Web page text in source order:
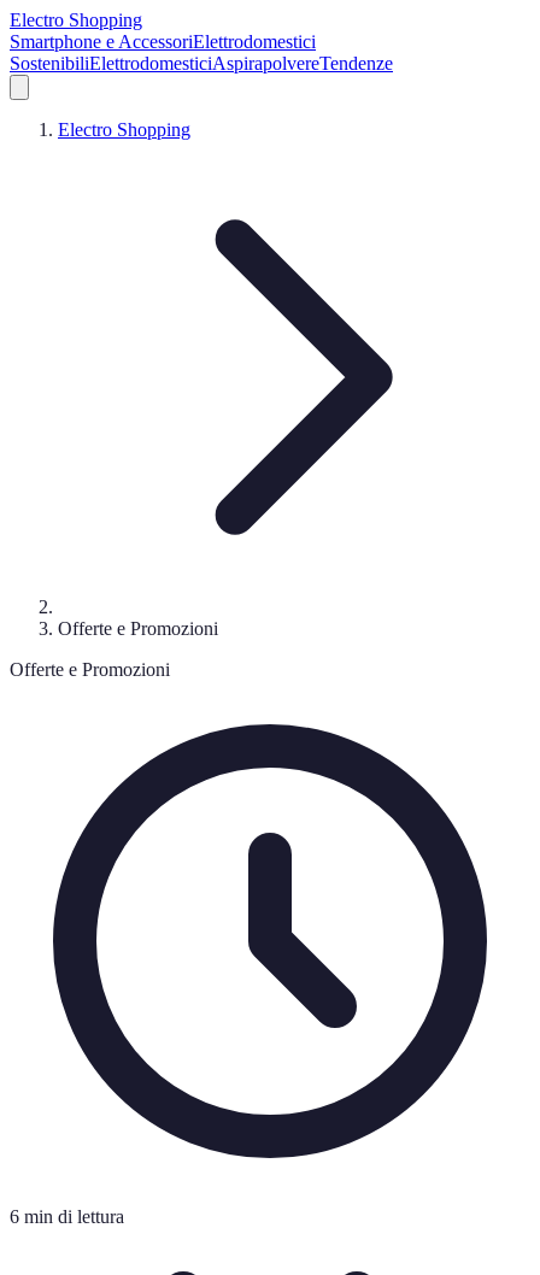
Electro Shopping
Smartphone e AccessoriElettrodomestici
SostenibiliElettrodomesticiAspirapolvereTendenze
Electro Shopping
Offerte e Promozioni
Offerte e Promozioni
6 min di lettura